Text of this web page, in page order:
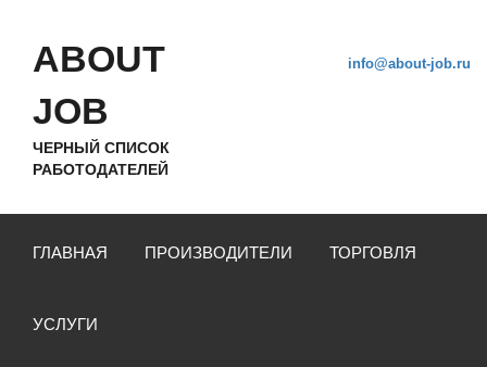
ABOUT
JOB
ЧЕРНЫЙ СПИСОК
РАБОТОДАТЕЛЕЙ
info@about-job.ru
ГЛАВНАЯ ПРОИЗВОДИТЕЛИ ТОРГОВЛЯ
УСЛУГИ